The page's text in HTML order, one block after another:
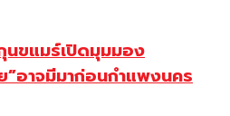
นขแมร์เปิดมุมมอง
”อาจมีมาก่อนกำแพงนคร